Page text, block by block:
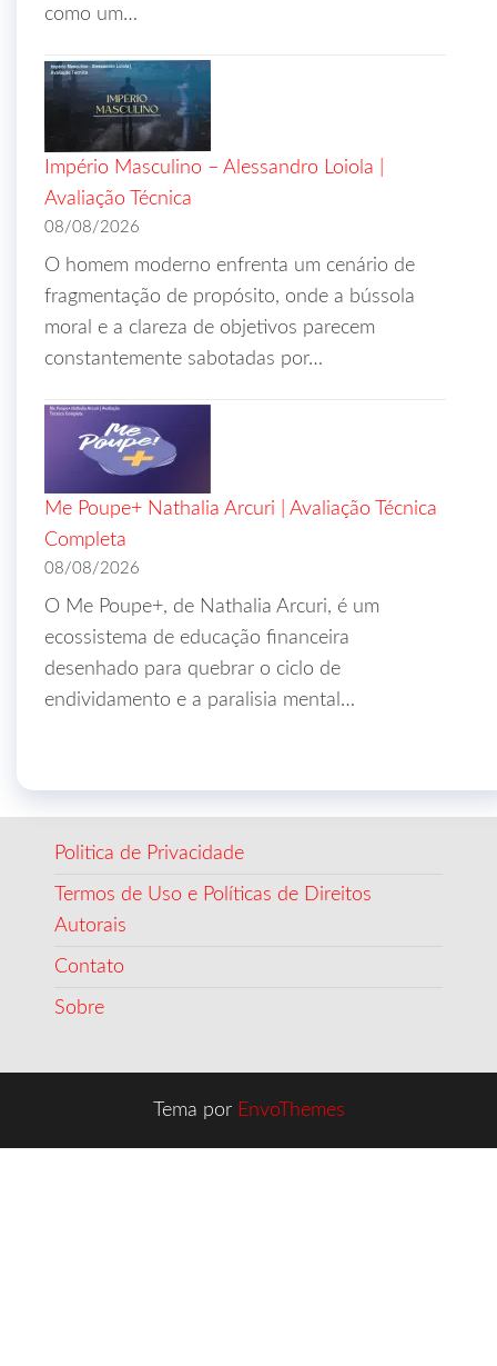
como um…
Império Masculino – Alessandro Loiola |
Avaliação Técnica
08/08/2026
O homem moderno enfrenta um cenário de
fragmentação de propósito, onde a bússola
moral e a clareza de objetivos parecem
constantemente sabotadas por…
Me Poupe+ Nathalia Arcuri | Avaliação Técnica
Completa
08/08/2026
O Me Poupe+, de Nathalia Arcuri, é um
ecossistema de educação financeira
desenhado para quebrar o ciclo de
endividamento e a paralisia mental…
Politica de Privacidade
Termos de Uso e Políticas de Direitos
Autorais
Contato
Sobre
Tema por EnvoThemes